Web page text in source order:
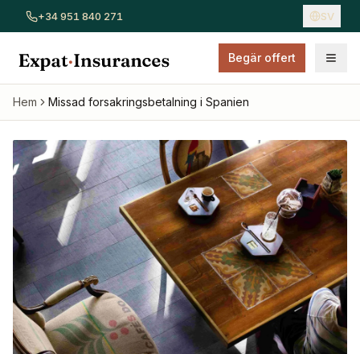
+34 951 840 271 SV
Begär offert
Visa alla försäkringar Bilförsäkring Hemförsäkring
Hem Missad forsakringsbetalning i Spanien